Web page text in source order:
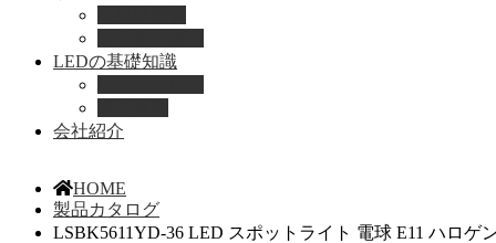
LEDの基礎知識
会社紹介
HOME
製品カタログ
LSBK5611YD-36 LED スポットライト 電球 E11 ハロゲ